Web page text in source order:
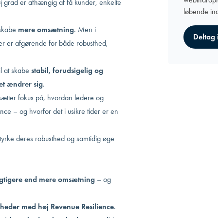
grad er afhængig af få kunder, enkelte
mere omsætning. Men i
er afgørende for både robusthed,
at skabe stabil, forudsigelig og
ændrer sig.
fokus på, hvordan ledere og
– og hvorfor det i usikre tider er en
deres robusthed og samtidig øge
end mere omsætning – og
med høj Revenue Resilience.
løbende
Deltag